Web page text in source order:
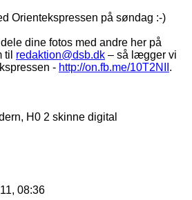
Orientekspressen på søndag :-)
dine fotos med andre her på
til redaktion@dsb.dk – så lægger vi
- http://on.fb.me/10T2NII .
H0 2 skinne digital
08:36